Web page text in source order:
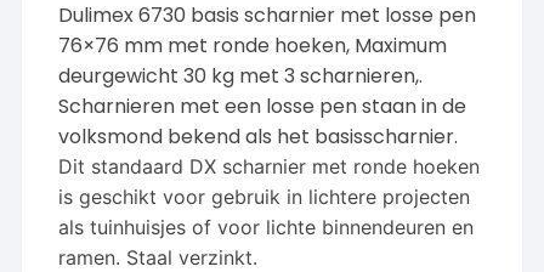
Dulimex 6730 basis scharnier met losse pen
76×76 mm met ronde hoeken, Maximum
deurgewicht 30 kg met 3 scharnieren,.
Scharnieren met een losse pen staan in de
volksmond bekend als het basisscharnier.
Dit standaard DX scharnier met ronde hoeken
is geschikt voor gebruik in lichtere projecten
als tuinhuisjes of voor lichte binnendeuren en
ramen. Staal verzinkt.